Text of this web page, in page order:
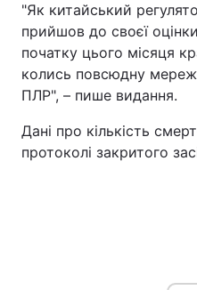
"Як китайський
прийшов до своєї
початку цього місяця
колись повсюдну
ПЛР", – пише видання.
Дані про кількість
протоколі закритого